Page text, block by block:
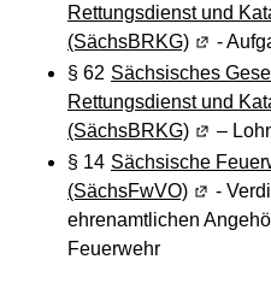
Rettungsdienst und
(SächsBRKG) (Wird in
-
§ 62 Sächsisches
Rettungsdienst und
(SächsBRKG) (Wird in
–
§ 14 Sächsische
(SächsFwVO) (Wird in
-
ehrenamtlichen
Feuerwehr